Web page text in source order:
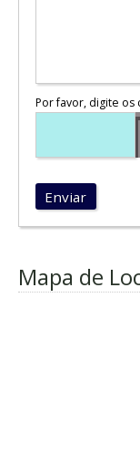
Por favor, digite os
Enviar
Mapa de